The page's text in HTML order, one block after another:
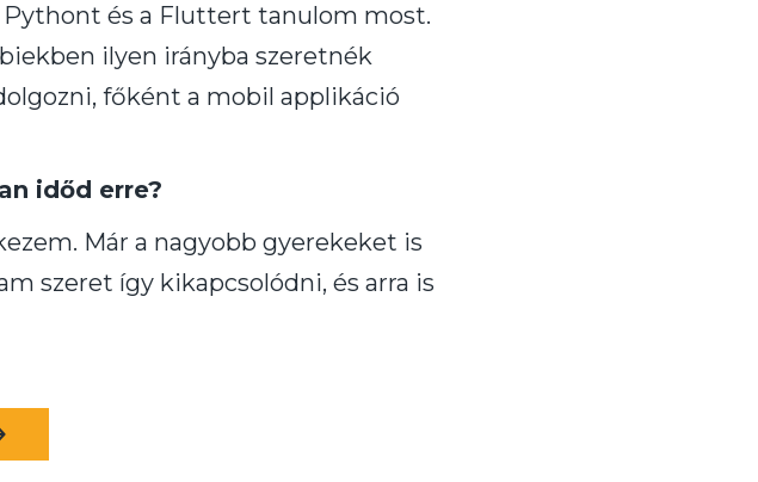
és a Fluttert tanulom most.
ilyen irányba szeretnék
főként a mobil applikáció
időd erre?
Már a nagyobb gyerekeket is
szeret így kikapcsolódni, és arra is